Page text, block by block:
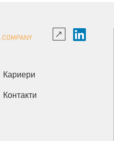
Кариери
Контакти